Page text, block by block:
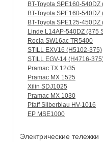
BT-Toyota SPE160-540DZ
BT-Toyota SPE160-540DZ
BT-Toyota SPE125-450DZ
Linde L14AP-540DZ (375
Rocla SW16ac TR5400
STILL EXV16 (H5102-375)
STILL EGV-14 (H4716-
Pramac TX 12/35
Pramac MX 1525
Xilin SDJ1025
Pramac MX 1030
Pfaff Silberblau HV-1016
EP MSE1000
Электрические тележки